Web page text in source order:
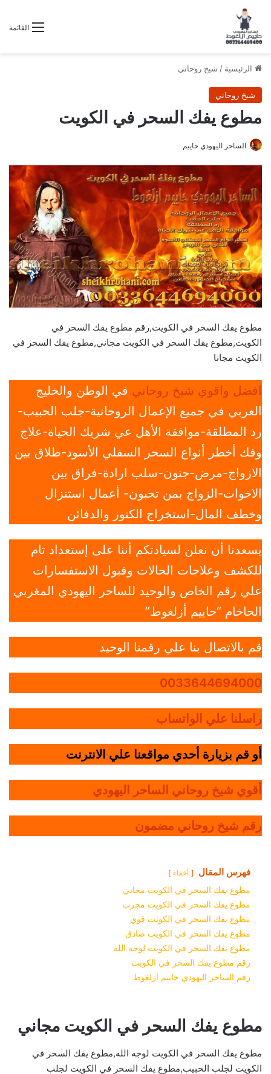
القائمة
الرئيسية / شيخ روحاني
شيخ روحاني
مطوع يفك السحر في الكويت
الساحر اليهودي حاييم
مطوع يفك السحر في الكويت,رقم مطوع يفك السحر في
الكويت,مطوع يفك السحر في الكويت مجاني,مطوع يفك السحر في
الكويت مجانا
افضل واقوي شيخ روحاني في الوطن والخليج
العربي في جميع الإعمال الروحانية-جلب الحبيب-
رد المطلقة-موافقة الأهل عي شريك الحياة-علاج
وفك أخطر أنواع السحر السفلي الأسود-طلاق بين
الازواج-مرض-جنون-سلب ارادة-فراق بين
الاخوات-الزواج بمن تحبون- أعمال استنزال
وخطف المال-استخراج الكنوز والدفائن
يسعدنا أن نعلن لسيادتكم أننا على إستعداد تام
للكشف وعلاجات الحالات وقبول الاستفسارات
علي رقم الخاص والوحيد للساحر اليهودي المغربي
الحاخام “حاييم أزلغوط”
قم بالاتصال بنا علي رقمنا الوحيد
0033644694000
راسلنا علي الواتساب
أو قم بزيارة أحدي مواقعنا علي الانترنت
أقوي شيخ روحاني الساحر اليهودي
رقم شيخ روحاني مضمون
فهرس المقال أخفاء
مطوع يفك السحر في الكويت مجاني
مطوع يفك السحر في الكويت مجرب
مطوع يفك السحر في الكويت قوي
مطوع يفك السحر في الكويت صادق
مطوع يفك السحر في الكويت لوجه الله
رقم مطوع يفك السحر في الكويت
رقم الساحر اليهودي حاييم ازلغوط
مطوع يفك السحر في الكويت مجاني
مطوع يفك السحر في الكويت لوجه الله,مطوع يفك السحر في
الكويت لجلب الحبيب,مطوع يفك السحر في الكويت لجلب